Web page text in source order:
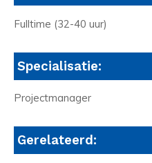
Fulltime (32-40 uur)
Specialisatie:
Projectmanager
Gerelateerd: